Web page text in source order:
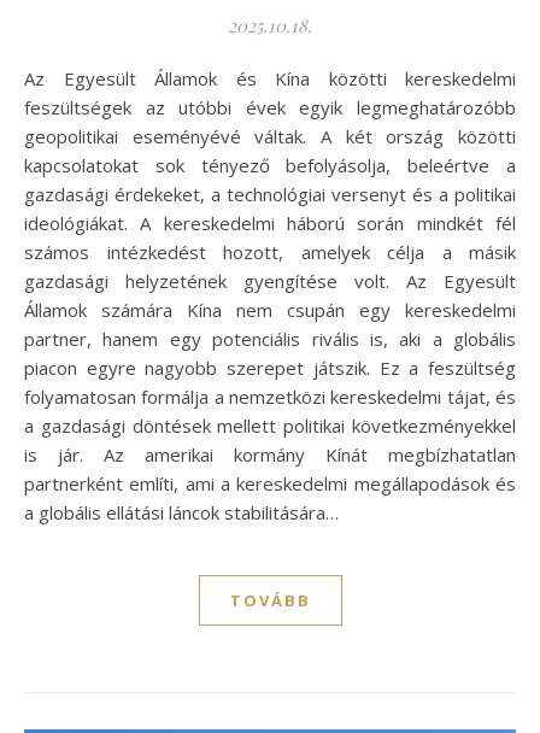
2025.10.18.
Az Egyesült Államok és Kína közötti kereskedelmi
feszültségek az utóbbi évek egyik legmeghatározóbb
geopolitikai eseményévé váltak. A két ország közötti
kapcsolatokat sok tényező befolyásolja, beleértve a
gazdasági érdekeket, a technológiai versenyt és a politikai
ideológiákat. A kereskedelmi háború során mindkét fél
számos intézkedést hozott, amelyek célja a másik
gazdasági helyzetének gyengítése volt. Az Egyesült
Államok számára Kína nem csupán egy kereskedelmi
partner, hanem egy potenciális rivális is, aki a globális
piacon egyre nagyobb szerepet játszik. Ez a feszültség
folyamatosan formálja a nemzetközi kereskedelmi tájat, és
a gazdasági döntések mellett politikai következményekkel
is jár. Az amerikai kormány Kínát megbízhatatlan
partnerként említi, ami a kereskedelmi megállapodások és
a globális ellátási láncok stabilitására…
TOVÁBB